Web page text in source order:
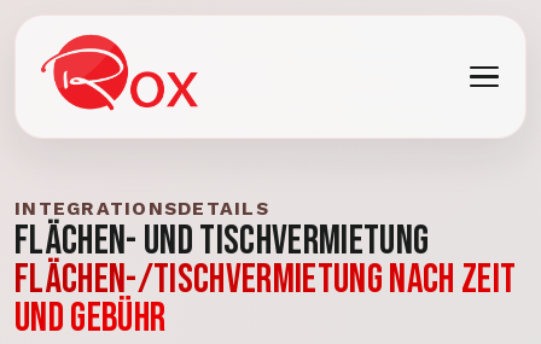
INTEGRATIONSDETAILS
Flächen- und Tischvermietung
Flächen-/Tischvermietung nach Zeit
und Gebühr